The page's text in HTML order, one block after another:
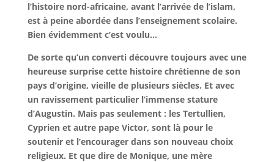
l’histoire nord-africaine, avant l’arrivée de l’islam,
est à peine abordée dans l’enseignement scolaire.
Bien évidemment c’est voulu…
De sorte qu’un converti découvre toujours avec une
heureuse surprise cette histoire chrétienne de son
pays d’origine, vieille de plusieurs siècles. Et avec
un ravissement particulier l’immense stature
d’Augustin. Mais pas seulement : les Tertullien,
Cyprien et autre pape Victor, sont là pour le
soutenir et l’encourager dans son nouveau choix
religieux. Et que dire de Monique, une mère